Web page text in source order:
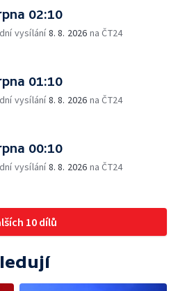
02:10
vysílání8. 8. 2026 na ČT24
01:10
vysílání8. 8. 2026 na ČT24
00:10
vysílání8. 8. 2026 na ČT24
10 dílů